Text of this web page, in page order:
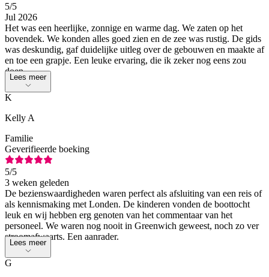
5/5
Jul 2026
Het was een heerlijke, zonnige en warme dag. We zaten op het
bovendek. We konden alles goed zien en de zee was rustig. De gids
was deskundig, gaf duidelijke uitleg over de gebouwen en maakte af
en toe een grapje. Een leuke ervaring, die ik zeker nog eens zou
doen.
Lees meer
K
Kelly A
Familie
Geverifieerde boeking
5/5
3 weken geleden
De bezienswaardigheden waren perfect als afsluiting van een reis of
als kennismaking met Londen. De kinderen vonden de boottocht
leuk en wij hebben erg genoten van het commentaar van het
personeel. We waren nog nooit in Greenwich geweest, noch zo ver
stroomafwaarts. Een aanrader.
Lees meer
G